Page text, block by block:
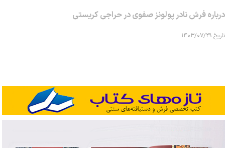
درباره فرش نادر پولونز صفوی در حراجی کریستی
تاریخ ۱۴۰۳/۰۷/۲۹